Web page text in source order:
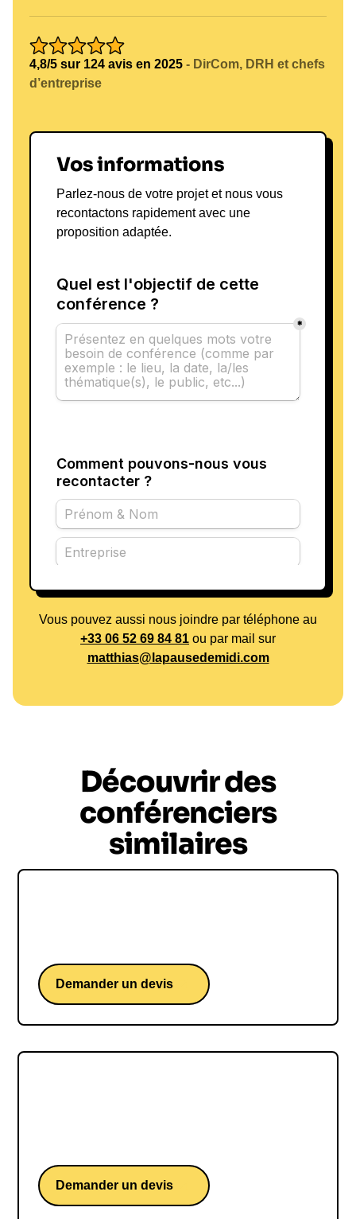
4,8/5 sur 124 avis en 2025 - DirCom, DRH et chefs
d’entreprise
Vos informations
Parlez-nous de votre projet et nous vous
recontactons rapidement avec une
proposition adaptée.
Vous pouvez aussi nous joindre par téléphone au
+33 06 52 69 84 81 ou par mail sur
matthias@lapausedemidi.com
Découvrir des
conférenciers
similaires
Demander un devis
Demander un devis